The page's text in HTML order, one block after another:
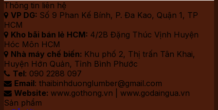
Thông tin liên hệ
 VP DG: Số 9 Phan Kế Bính, P. Đa Kao, Quận 1, TP
HCM
 Kho bãi bán lẻ HCM: 4/2B Đặng Thúc Vịnh Huyện
Hóc Môn HCM
 Nhà máy chế biến: Khu phố 2, Thị trấn Tân Khai,
Huyện Hớn Quản, Tỉnh Bình Phước
 Tel: 090 2288 097
 Email: thaibinhduonglumber@gmail.com
 Website: www.gothong.vn | www.godaingua.vn
Sản phẩm